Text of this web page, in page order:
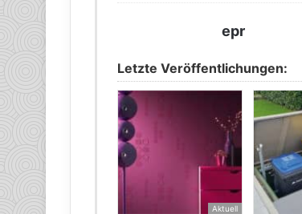
epr
Letzte Veröffentlichungen:
Aktuell